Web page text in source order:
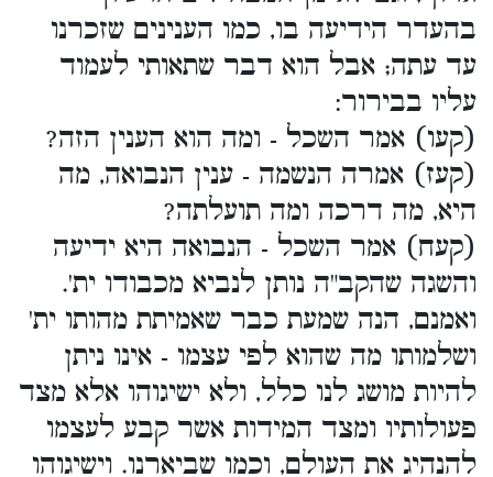
בהעדר הידיעה בו, כמו הענינים שזכרנו
עד עתה; אבל הוא דבר שתאותי לעמוד
עליו בבירור:
(קעו) אמר השכל - ומה הוא הענין הזה?
(קעז) אמרה הנשמה - ענין הנבואה, מה
היא, מה דרכה ומה תועלתה?
(קעח) אמר השכל - הנבואה היא ידיעה
והשגה שהקב"ה נותן לנביא מכבודו ית'.
ואמנם, הנה שמעת כבר שאמיתת מהותו ית'
ושלמותו מה שהוא לפי עצמו - אינו ניתן
להיות מושג לנו כלל, ולא ישיגוהו אלא מצד
פעולותיו ומצד המידות אשר קבע לעצמו
להנהיג את העולם, וכמו שביארנו. וישיגוהו